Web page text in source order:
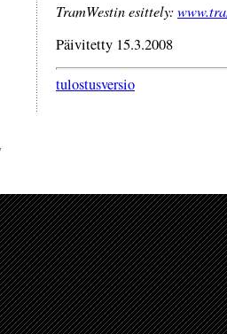
TramWestin esittely:
Päivitetty 15.3.2008
tulostusversio